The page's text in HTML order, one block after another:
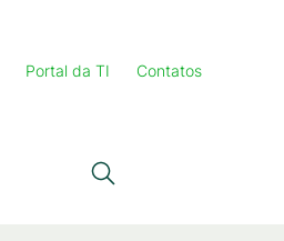
Portal da TI Contatos